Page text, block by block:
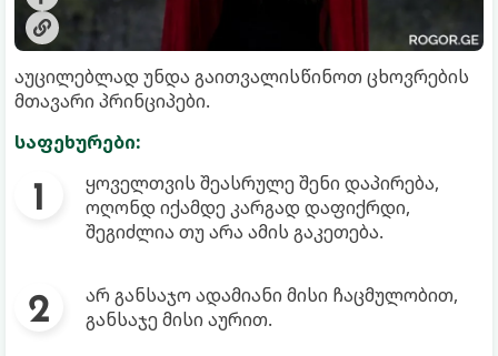
აუცილებლად უნდა გაითვალისწინოთ ცხოვრების
მთავარი პრინციპები.
საფეხურები:
ყოველთვის შეასრულე შენი დაპირება,
ოღონდ იქამდე კარგად დაფიქრდი,
შეგიძლია თუ არა ამის გაკეთება.
არ განსაჯო ადამიანი მისი ჩაცმულობით,
განსაჯე მისი აურით.